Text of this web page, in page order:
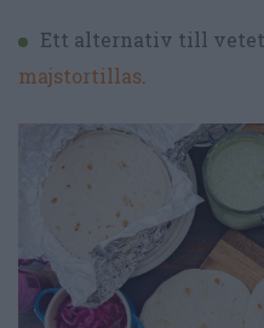
Ett alternativ till
majstortillas